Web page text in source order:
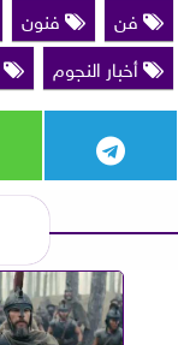
فن
فنون
أخبار النجوم